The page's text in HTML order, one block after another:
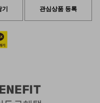
관심상품 등록